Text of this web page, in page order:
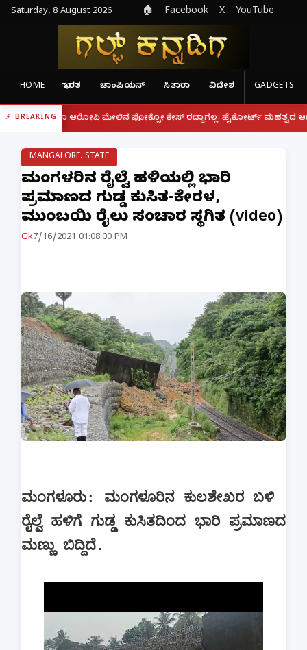
Saturday, 8 August 2026 🏠 Facebook X YouTube
HOME ಭಾರತ ಚಾಂಪಿಯನ್ ಸಿತಾರಾ ವಿದೇಶ GADGETS
BREAKING
ಆರೋಪಿ ಮೇಲಿನ ಪೋಕ್ಸೋ ಕೇಸ್ ರದ್ದಾಗಲ್ಲ: ಹೈಕೋರ್ಟ್ ಮಹತ್ವದ ಆದೇಶ | ಫೋನ್
MANGALORE. STATE
ಮಂಗಳೂರಿನ ರೈಲ್ವೆ ಹಳಿಯಲ್ಲಿ ಭಾರಿ
ಪ್ರಮಾಣದ ಗುಡ್ಡ ಕುಸಿತ-ಕೇರಳ,
ಮುಂಬಯಿ ರೈಲು ಸಂಚಾರ ಸ್ಥಗಿತ (video)
Gk7/16/2021 01:08:00 PM
ಮಂಗಳೂರು: ಮಂಗಳೂರಿನ ಕುಲಶೇಖರ ಬಳಿ
ರೈಲ್ವೆ ಹಳಿಗೆ ಗುಡ್ಡ ಕುಸಿತದಿಂದ ಭಾರಿ ಪ್ರಮಾಣದ
ಮಣ್ಣು ಬಿದ್ದಿದೆ.